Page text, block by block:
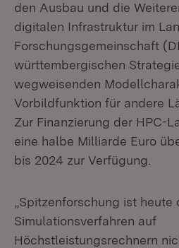
den Ausbau und die
digitalen Infrastruktur im
Forschungsgemeinschaft
württembergischen
wegweisenden
Vorbildfunktion für andere
Zur Finanzierung der HPC-
eine halbe Milliarde Euro
bis 2024 zur Verfügung.
„Spitzenforschung ist heute
Simulationsverfahren auf
Höchstleistungsrechnern